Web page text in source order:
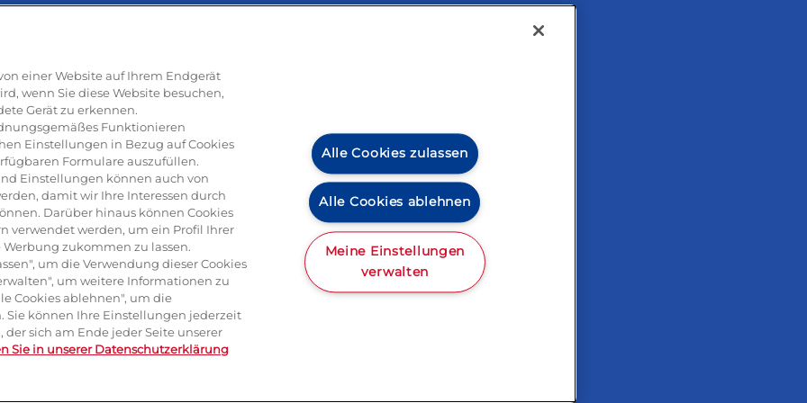
PizzaPasta & aufläufe
Produkte
MascarponeRicottaGorgonzolaHartkäse
einer Website auf Ihrem Endgerät
wenn Sie diese Website besuchen,
Gerät zu erkennen.
Funktionieren
Einstellungen in Bezug auf Cookies
Formulare auszufüllen.
Einstellungen können auch von
damit wir Ihre Interessen durch
Darüber hinaus können Cookies
verwendet werden, um ein Profil Ihrer
zukommen zu lassen.
um die Verwendung dieser Cookies
um weitere Informationen zu
Cookies ablehnen", um die
Sie können Ihre Einstellungen jederzeit
sich am Ende jeder Seite unserer
Sie in unserer Datenschutzerklärung
Alle Cookies zulassen
Alle Cookies ablehnen
Meine Einstellungen
verwalten